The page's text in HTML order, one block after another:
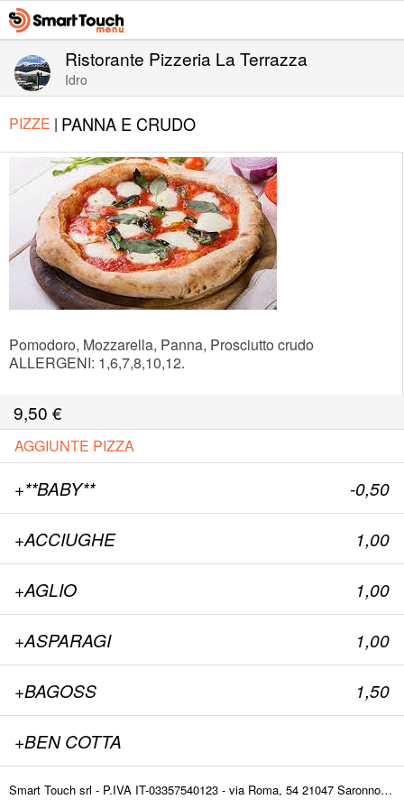
Ristorante Pizzeria La Terrazza
Idro
PIZZE | PANNA E CRUDO
Pomodoro, Mozzarella, Panna, Prosciutto crudo
ALLERGENI: 1,6,7,8,10,12.
9,50 €
AGGIUNTE PIZZA
+**BABY** -0,50
+ACCIUGHE 1,00
+AGLIO 1,00
+ASPARAGI 1,00
+BAGOSS 1,50
+BEN COTTA
+BRESAOLA 1,00Smart Touch srl - P.IVA IT-03357540123 - via Roma, 54 21047 Saronno (VA) ITALY